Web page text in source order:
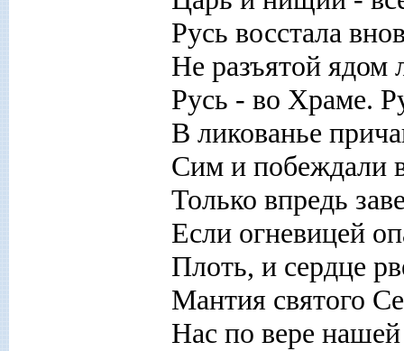
Русь восстала
Не разъятой ядом
Русь - во Храме.
В ликованье
Сим и побеждали
Только впредь
Если огневицей
Плоть, и сердце
Мантия святого
Нас по вере